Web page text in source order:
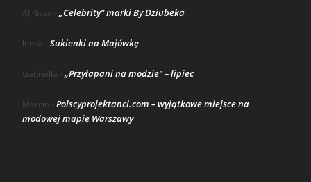
AJ Risso - „Celebrity” marki By Dziubeka
lenka - Sukienki na Majówkę
Gabriella - „Przyłapani na modzie” – lipiec
Marcin - Polscyprojektanci.com – wyjątkowe miejsce na
modowej mapie Warszawy